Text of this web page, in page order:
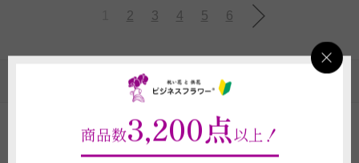
2 3 4 5 6
観葉植物のカテゴリの一覧
商品数3,200点以上！